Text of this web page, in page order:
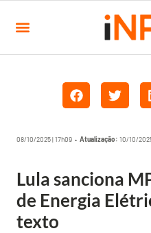
08/10/2025 | 17h09 • Atualização: 10/10/
Lula sanciona
de Energia
texto